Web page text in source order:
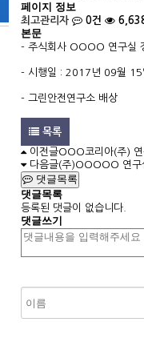
페이지 정보
최고관리자 0건
본문
- 주식회사 OOOO 연구실
- 시행일 : 2017년 09월 15
- 그린안전연구소 배상
목록
이전글OOO코리아(주) 연
다음글(주)OOOOO 연구
댓글목록
댓글목록
등록된 댓글이 없습니다.
댓글쓰기